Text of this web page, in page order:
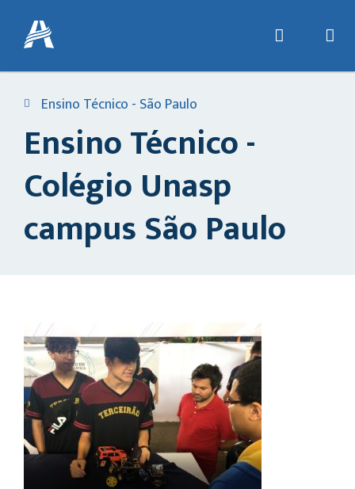
Ensino Técnico - São Paulo
Ensino Técnico -
Colégio Unasp
campus São Paulo